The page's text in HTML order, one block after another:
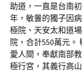
助道，一直是台南
年，敏曇的獨子因
極院、天安太和道
院，合計550萬元。
愛人間，奉獻南部
極行宮，其義行高